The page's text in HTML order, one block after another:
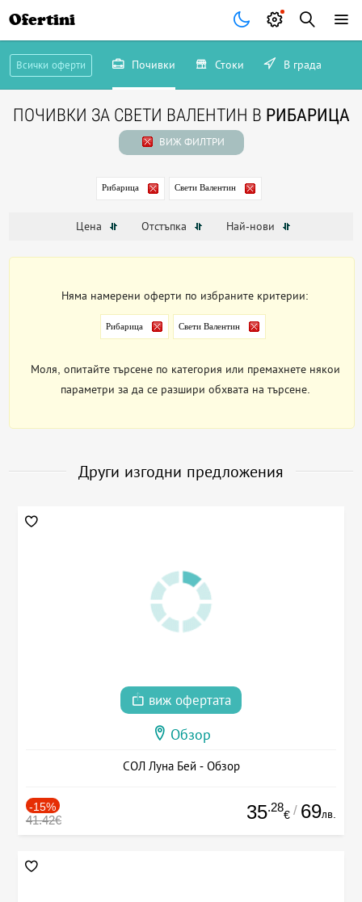
Ofertini
Всички оферти Почивки Стоки В града
ПОЧИВКИ ЗА СВЕТИ ВАЛЕНТИН В РИБАРИЦА
ВИЖ ФИЛТРИ
Рибарица Свети Валентин
Цена Отстъпка Най-нови
Няма намерени оферти по избраните критерии:
Рибарица Свети Валентин
Моля, опитайте търсене по категория или премахнете някои
параметри за да се разшири обхвата на търсене.
Други изгодни предложения
виж офертата
Обзор
СОЛ Луна Бей - Обзор
-15%
41.42€ 35.28
€ / 69лв.